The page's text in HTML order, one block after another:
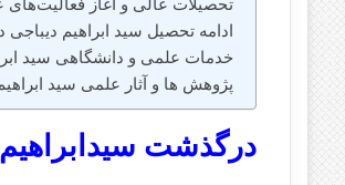
تحصیلات عالی و آغاز فعالیت‌های
ادامه تحصیل سید ابراهیم
خدمات علمی و دانشگاهی سید
پژوهش‌ ها و آثار علمی سید
درگذشت